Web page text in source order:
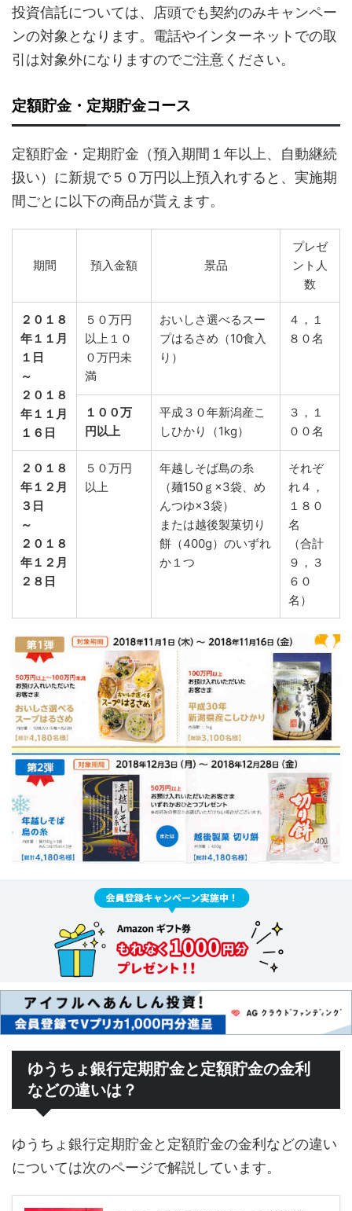
投資信託については、店頭でも契約のみキャンペー
ンの対象となります。電話やインターネットでの取
引は対象外になりますのでご注意ください。
定額貯金・定期貯金コース
定額貯金・定期貯金（預入期間１年以上、自動継続
扱い）に新規で５０万円以上預入れすると、実施期
間ごとに以下の商品が貰えます。
期間 預入金額 景品
プレゼ
ント人
数
２０１８
年１１月
１日
～
２０１８
年１１月
１６日
５０万円
以上１０
０万円未
満
おいしさ選べるスー
プはるさめ（10食入
り）
４，１
８０名
１００万
円以上
平成３０年新潟産こ
しひかり（1kg）
３，１
００名
２０１８
年１２月
３日
～
２０１８
年１２月
２８日
５０万円
以上
年越しそば島の糸
（麺150ｇ×3袋、め
んつゆ×3袋）
または越後製菓切り
餅（400g）のいずれ
か１つ
それぞ
れ４，
１８０
名
（合計
９，３
６０
名）
ゆうちょ銀行定期貯金と定額貯金の金利
などの違いは？
ゆうちょ銀行定期貯金と定額貯金の金利などの違い
については次のページで解説しています。